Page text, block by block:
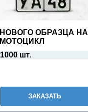
НОВОГО ОБРАЗЦА НА
МОТОЦИКЛ
1000 шт.
ЗАКАЗАТЬ